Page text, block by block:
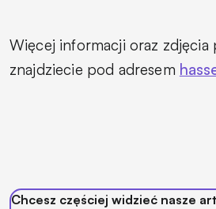
Więcej informacji oraz zdjęcia
znajdziecie pod adresem
Chcesz częściej widzieć nasze